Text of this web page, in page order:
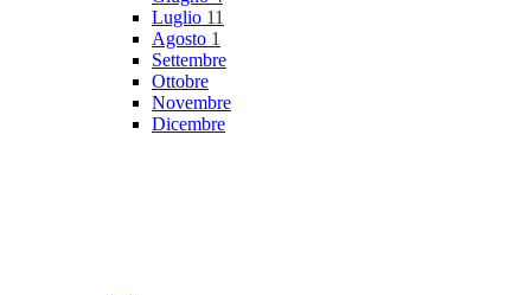
Luglio 11
Agosto 1
Settembre
Ottobre
Novembre
Dicembre